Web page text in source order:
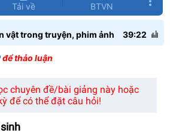
Tải về BTVN
vật trong truyện, phim ảnh 39:22
để thảo luận
chuyên đề/bài giảng này hoặc
để có thể đặt câu hỏi!